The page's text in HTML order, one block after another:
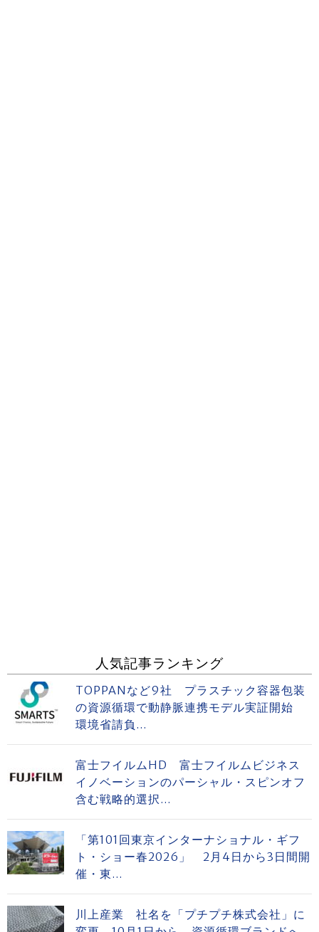
人気記事ランキング
TOPPANなど9社 プラスチック容器包装
の資源循環で動静脈連携モデル実証開始
環境省請負...
富士フイルムHD 富士フイルムビジネス
イノベーションのパーシャル・スピンオフ
含む戦略的選択...
「第101回東京インターナショナル・ギフ
ト・ショー春2026」 2月4日から3日間開
催・東...
川上産業 社名を「プチプチ株式会社」に